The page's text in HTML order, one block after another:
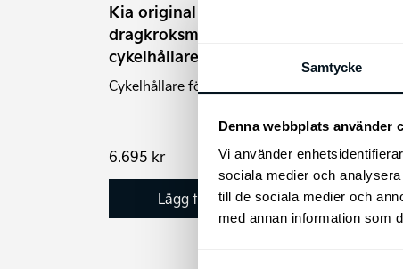
Samtycke
Denna webbplats använder
Vi använder
sociala medier och
till de sociala medier och
med annan information som
Kia original
dragkroksmonterad
cykelhållare för 2 cyklar
Cykelhållare för dragkrok.
6.695 kr
Lägg till i varukorg
695